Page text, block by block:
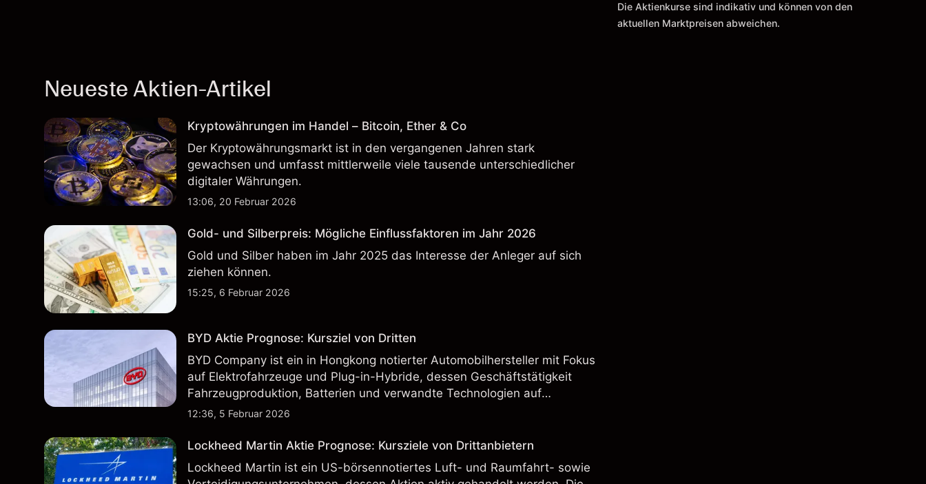
Neueste Aktien-Artikel
Kryptowährungen im Handel – Bitcoin, Ether & Co
Der Kryptowährungsmarkt ist in den vergangenen Jahren stark
gewachsen und umfasst mittlerweile viele tausende unterschiedlicher
digitaler Währungen.
13:06, 20 Februar 2026
Gold- und Silberpreis: Mögliche Einflussfaktoren im Jahr 2026
Gold und Silber haben im Jahr 2025 das Interesse der Anleger auf sich
ziehen können.
15:25, 6 Februar 2026
BYD Aktie Prognose: Kursziel von Dritten
BYD Company ist ein in Hongkong notierter Automobilhersteller mit Fokus
auf Elektrofahrzeuge und Plug-in-Hybride, dessen Geschäftstätigkeit
Fahrzeugproduktion, Batterien und verwandte Technologien auf
inländischen und internationalen Märkten umfasst.
12:36, 5 Februar 2026
Lockheed Martin Aktie Prognose: Kursziele von Drittanbietern
Lockheed Martin ist ein US-börsennotiertes Luft- und Raumfahrt- sowie
Die Aktienkurse sind indikativ und können von den
aktuellen Marktpreisen abweichen.